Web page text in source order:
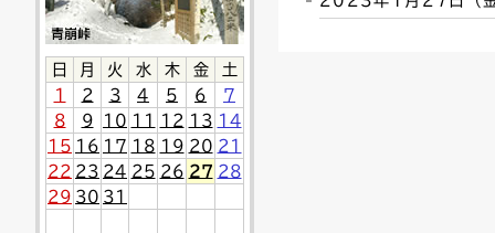
連絡ごみ
ユニバーサルデザイン
日 月 火 水 木 金
土
1
2 3 4 5 6
7
8
9 10 11 12 13 14
15 16 17 18 19 20 21
22 23 24 25 26 27 28
29 30 31